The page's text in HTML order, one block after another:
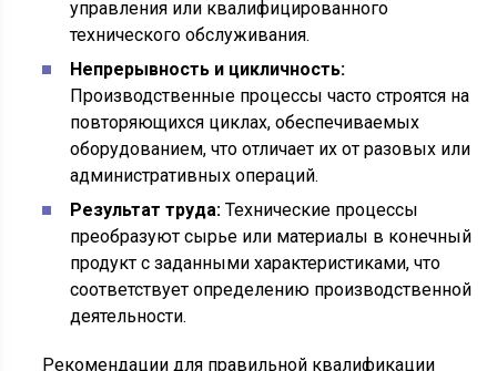
управления или квалифицированного
технического обслуживания.
Непрерывность и цикличность:
Производственные процессы часто строятся на
повторяющихся циклах, обеспечиваемых
оборудованием, что отличает их от разовых или
административных операций.
Результат труда: Технические процессы
преобразуют сырье или материалы в конечный
продукт с заданными характеристиками, что
соответствует определению производственной
деятельности.
Рекомендации для правильной квалификации